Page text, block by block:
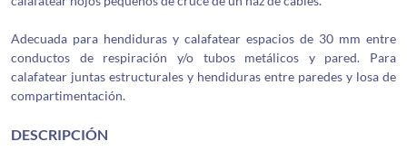
Adecuada para hendiduras y calafatear espacios de 30 mm entre
conductos de respiración y/o tubos metálicos y pared. Para
calafatear juntas estructurales y hendiduras entre paredes y losa de
compartimentación.
DESCRIPCIÓN